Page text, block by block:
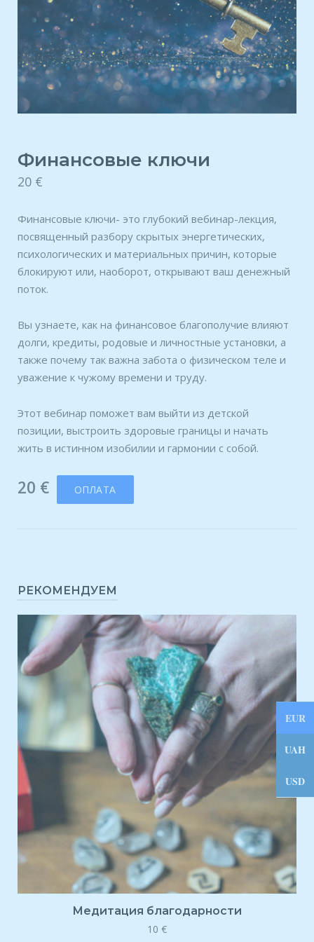
Финансовые ключи
20 €
Финансовые ключи- это глубокий вебинар-лекция,
посвященный разбору скрытых энергетических,
психологических и материальных причин, которые
блокируют или, наоборот, открывают ваш денежный
поток.
Вы узнаете, как на финансовое благополучие влияют
долги, кредиты, родовые и личностные установки, а
также почему так важна забота о физическом теле и
уважение к чужому времени и труду.
Этот вебинар поможет вам выйти из детской
позиции, выстроить здоровые границы и начать
жить в истинном изобилии и гармонии с собой.
20 € ОПЛАТА
РЕКОМЕНДУЕМ
Медитация благодарности
10 €
EUR
UAH
USD